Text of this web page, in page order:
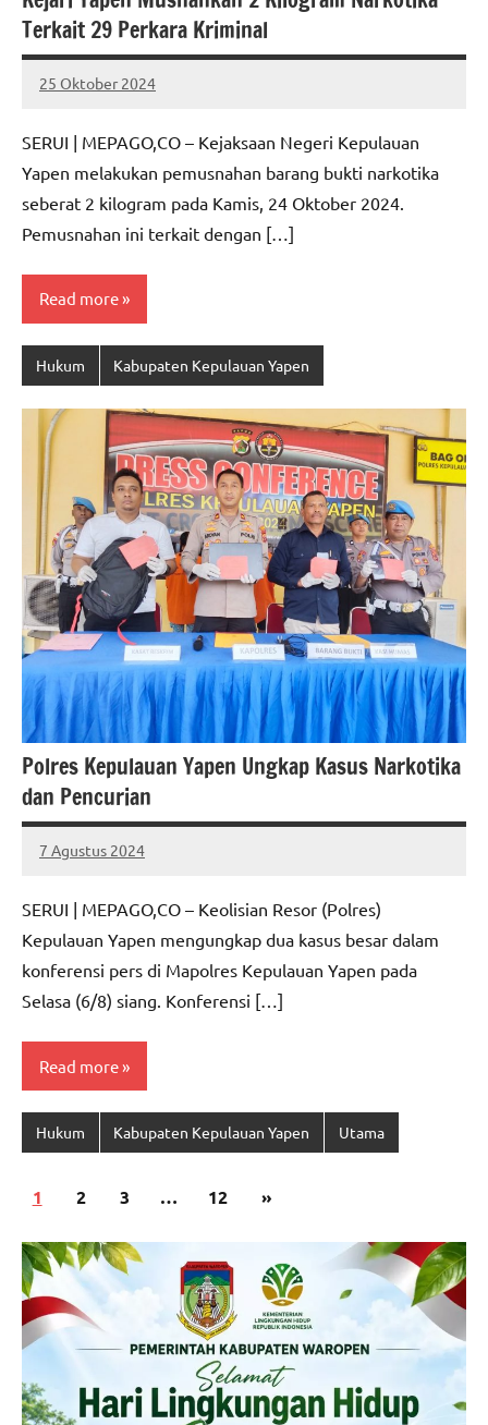
Terkait 29 Perkara Kriminal
25 Oktober 2024
MEPAGO
No
SERUI | MEPAGO,CO – Kejaksaan Negeri Kepulauan
Yapen melakukan pemusnahan barang bukti narkotika
seberat 2 kilogram pada Kamis, 24 Oktober 2024.
Pemusnahan ini terkait dengan […]
Read more
Hukum Kabupaten Kepulauan Yapen
Polres Kepulauan Yapen Ungkap Kasus Narkotika
dan Pencurian
7 Agustus 2024
MEPAGO
No
SERUI | MEPAGO,CO – Keolisian Resor (Polres)
Kepulauan Yapen mengungkap dua kasus besar dalam
konferensi pers di Mapolres Kepulauan Yapen pada
Selasa (6/8) siang. Konferensi […]
Read more
Hukum Kabupaten Kepulauan Yapen Utama
Paginasi
1 2 3 … 12
Next
»